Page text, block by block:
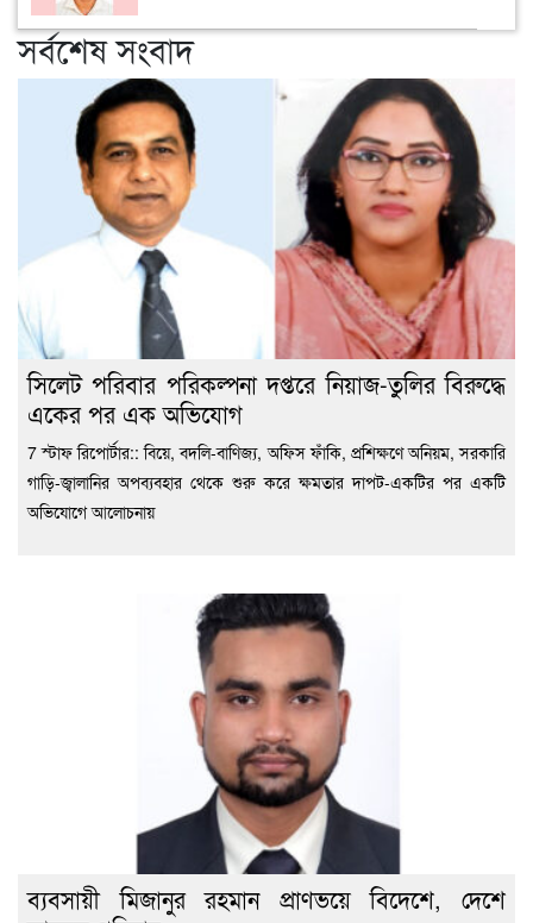
সর্বশেষ সংবাদ
সিলেট পরিবার পরিকল্পনা দপ্তরে নিয়াজ-তুলির বিরুদ্ধে
একের পর এক অভিযোগ
7 স্টাফ রিপোর্টার:: বিয়ে, বদলি-বাণিজ্য, অফিস ফাঁকি, প্রশিক্ষণে অনিয়ম, সরকারি
গাড়ি-জ্বালানির অপব্যবহার থেকে শুরু করে ক্ষমতার দাপট-একটির পর একটি
অভিযোগে আলোচনায়
ব্যবসায়ী মিজানুর রহমান প্রাণভয়ে বিদেশে, দেশে